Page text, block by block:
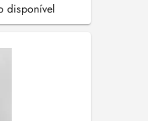
disponível